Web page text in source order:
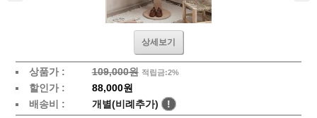
상세보기
상품가 : 109,000원 적립금:2%
할인가 :
88,000원
배송비 :
개별(비례추가) !